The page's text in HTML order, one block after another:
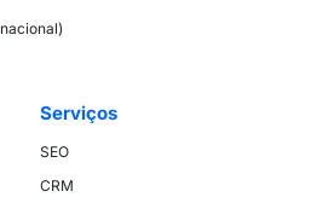
Serviços
SEO
CRM